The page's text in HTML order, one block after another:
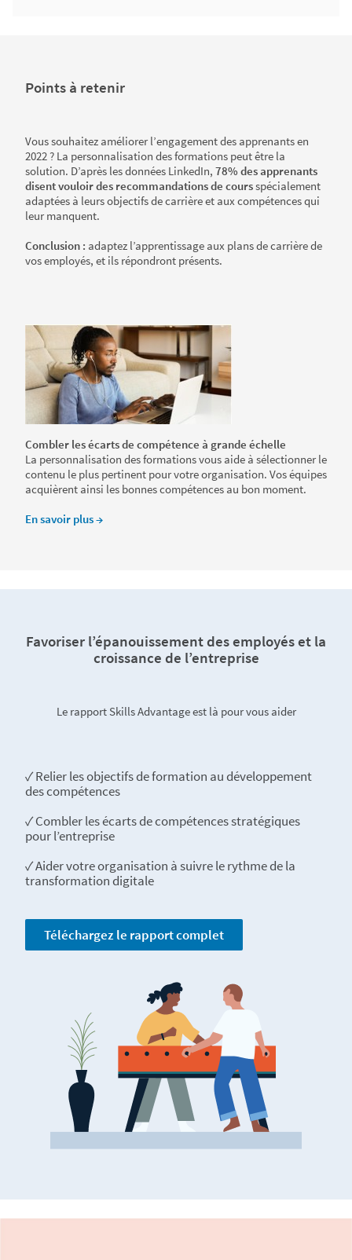
Points à retenir
Vous souhaitez améliorer l’engagement des apprenants en
2022 ? La personnalisation des formations peut être la
solution. D’après les données LinkedIn, 78% des apprenants
disent vouloir des recommandations de coursspécialement
adaptées à leurs objectifs de carrière et aux compétences qui
leur manquent.
Conclusion : adaptez l’apprentissage aux plans de carrière de
vos employés, et ils répondront présents.
Combler les écarts de compétence à grande échelle
La personnalisation des formations vous aide à sélectionner le
contenu le plus pertinent pour votre organisation. Vos équipes
acquièrent ainsi les bonnes compétences au bon moment.
En savoir plus →
Favoriser l’épanouissement des employés et la
croissance de l’entreprise
Le rapport Skills Advantage est là pour vous aider
✓ Relier les objectifs de formation au développement
des compétences
✓ Combler les écarts de compétences stratégiques
pour l’entreprise
✓ Aider votre organisation à suivre le rythme de la
transformation digitale
Téléchargez le rapport complet